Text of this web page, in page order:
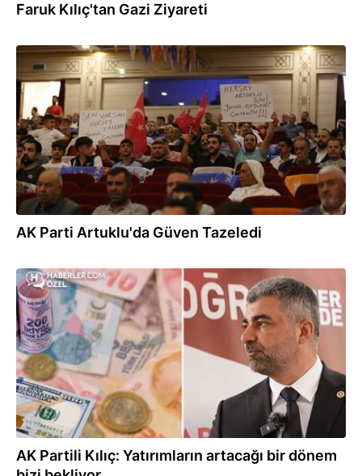
Faruk Kılıç'tan Gazi Ziyareti
12.10.2024
AK Parti Artuklu'da Güven Tazeledi
02.10.2024
AK Partili Kılıç: Yatırımların artacağı bir dönem